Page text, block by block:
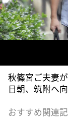
秋篠宮ご夫妻
日朝、筑附へ
おすすめ関連